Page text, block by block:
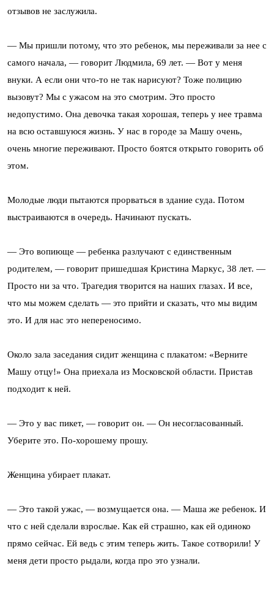
отзывов не заслужила.
— Мы пришли потому, что это ребенок, мы переживали за нее с
самого начала, — говорит Людмила, 69 лет. — Вот у меня
внуки. А если они что-то не так нарисуют? Тоже полицию
вызовут? Мы с ужасом на это смотрим. Это просто
недопустимо. Она девочка такая хорошая, теперь у нее травма
на всю оставшуюся жизнь. У нас в городе за Машу очень,
очень многие переживают. Просто боятся открыто говорить об
этом.
Молодые люди пытаются прорваться в здание суда. Потом
выстраиваются в очередь. Начинают пускать.
— Это вопиюще — ребенка разлучают с единственным
родителем, — говорит пришедшая Кристина Маркус, 38 лет. —
Просто ни за что. Трагедия творится на наших глазах. И все,
что мы можем сделать — это прийти и сказать, что мы видим
это. И для нас это непереносимо.
Около зала заседания сидит женщина с плакатом: «Верните
Машу отцу!» Она приехала из Московской области. Пристав
подходит к ней.
— Это у вас пикет, — говорит он. — Он несогласованный.
Уберите это. По-хорошему прошу.
Женщина убирает плакат.
— Это такой ужас, — возмущается она. — Маша же ребенок. И
что с ней сделали взрослые. Как ей страшно, как ей одиноко
прямо сейчас. Ей ведь с этим теперь жить. Такое сотворили! У
меня дети просто рыдали, когда про это узнали.